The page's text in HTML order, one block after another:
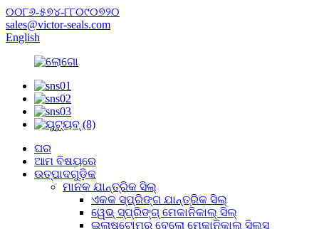
୦୦୮୬-୫୭୪-୮୮୦୯୦୭୨୦
sales@victor-seals.com
English
ଘର
ଆମ ବିଷୟରେ
ଉତ୍ପାଦଗୁଡ଼ିକ
ମାନକ ଯାନ୍ତ୍ରିକ ସିଲ୍
ଏକକ ସ୍ପ୍ରିଙ୍ଗ ଯାନ୍ତ୍ରିକ ସିଲ୍
ୱେଭ୍ ସ୍ପ୍ରିଙ୍ଗ୍ ମେକାନିକାଲ୍ ସିଲ୍
ଇଲାଷ୍ଟୋମର୍ ବେଲୋ ମେକାନିକାଲ୍ ସିଲ୍ସ